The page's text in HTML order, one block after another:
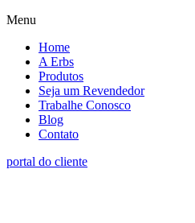
Menu
Home
A Erbs
Produtos
Seja um Revendedor
Trabalhe Conosco
Blog
Contato
portal do cliente